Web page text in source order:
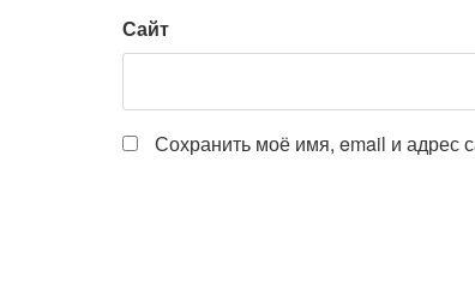
Сайт
Сохранить моё имя, email и адрес